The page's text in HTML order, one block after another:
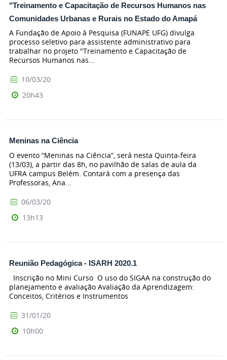
"Treinamento e Capacitação de Recursos Humanos nas
Comunidades Urbanas e Rurais no Estado do Amapá
A Fundação de Apoio à Pesquisa (FUNAPE UFG) divulga
processo seletivo para assistente administrativo para
trabalhar no projeto "Treinamento e Capacitação de
Recursos Humanos nas...
10/03/20
20h43
Meninas na Ciência
O evento “Meninas na Ciência”, será nesta Quinta-feira
(13/03), a partir das 8h, no pavilhão de salas de aula da
UFRA campus Belém. Contará com a presença das
Professoras, Ana...
06/03/20
13h13
Reunião Pedagógica - ISARH 2020.1
Inscrição no Mini Curso O uso do SIGAA na construção do
planejamento e avaliação Avaliação da Aprendizagem:
Conceitos, Critérios e Instrumentos
31/01/20
10h00